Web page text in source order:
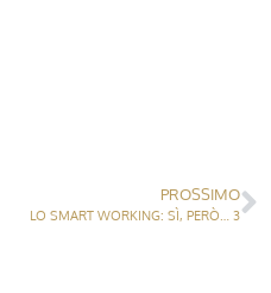
PROSSIMO
LO SMART WORKING: SÌ, PERÒ… 3